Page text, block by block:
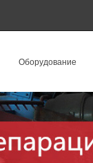
Оборудование